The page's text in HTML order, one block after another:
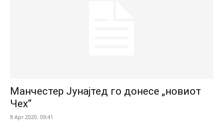
Манчестер Јунајтед го донесе „новиот
Чех“
8 Apr 2020. 09:41